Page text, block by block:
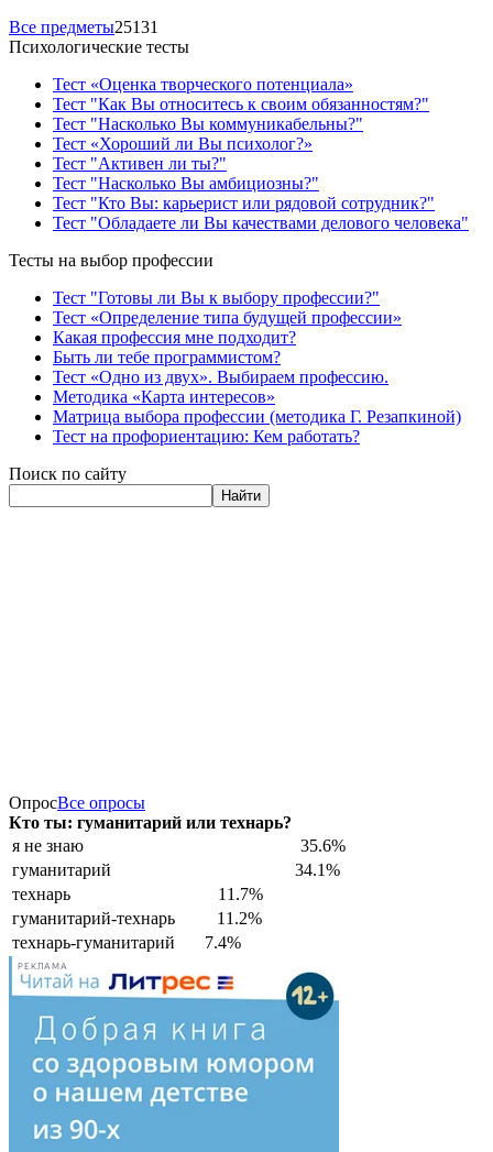
Все предметы25131
Психологические тесты
Тест «Оценка творческого потенциала»
Тест "Как Вы относитесь к своим обязанностям?"
Тест "Насколько Вы коммуникабельны?"
Тест «Хороший ли Вы психолог?»
Тест "Активен ли ты?"
Тест "Насколько Вы амбициозны?"
Тест "Кто Вы: карьерист или рядовой сотрудник?"
Тест "Обладаете ли Вы качествами делового человека"
Тесты на выбор профессии
Тест "Готовы ли Вы к выбору профессии?"
Тест «Определение типа будущей профессии»
Какая профессия мне подходит?
Быть ли тебе программистом?
Тест «Одно из двух». Выбираем профессию.
Методика «Карта интересов»
Матрица выбора профессии (методика Г. Резапкиной)
Тест на профориентацию: Кем работать?
Поиск по сайту
Найти
ОпросВсе опросы
Кто ты: гуманитарий или технарь?
я не знаю
35.6%
гуманитарий
34.1%
технарь
11.7%
гуманитарий-технарь
11.2%
технарь-гуманитарий
7.4%
РЕКЛАМА